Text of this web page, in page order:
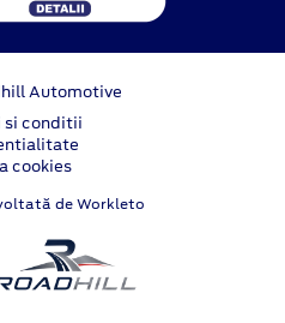
Automotive
si conditii
cookies
de Workleto